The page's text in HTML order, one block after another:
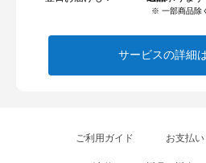
※ 一部商品除
サービスの詳細
ご利用ガイド お支払い